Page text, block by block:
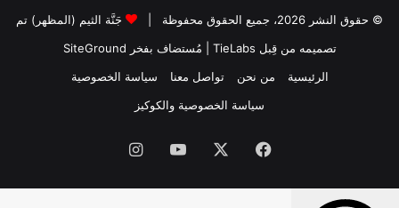
© حقوق النشر 2026، جميع الحقوق محفوظة |
جَنَّة الثيم (المظهر) تم
تصميمه من قِبل TieLabs
| مُستضاف بفخر SiteGround
الرئيسية
من نحن تواصل معنا
سياسة الخصوصية
سياسة الخصوصية والكوكيز
فيسبوك ‫YouTubeانستقرام